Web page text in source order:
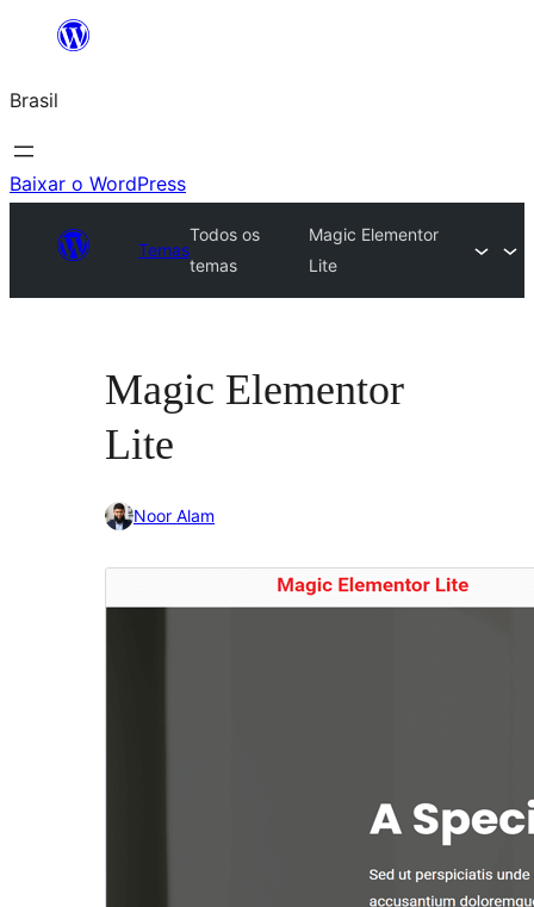
o
conteúdo
Brasil
Baixar o WordPress
Temas
Todos os
temas
Magic Elementor
Lite
Magic Elementor
Lite
Noor Alam